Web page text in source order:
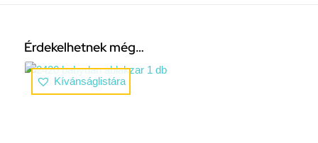
Érdekelhetnek még…
Kívánságlistára